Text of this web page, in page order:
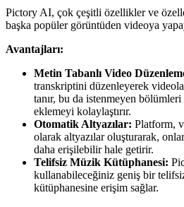
Pictory AI, çok çeşitli özellikler ve
başka popüler görüntüden videoya
Avantajları:
Metin Tabanlı Video
transkriptini düzenleyerek
tanır, bu da istenmeyen
eklemeyi kolaylaştırır.
Otomatik Altyazılar: Platform,
olarak altyazılar oluşturarak,
daha erişilebilir hale getirir.
Telifsiz Müzik Kütüphanesi:
kullanabileceğiniz geniş bir
kütüphanesine erişim sağlar.